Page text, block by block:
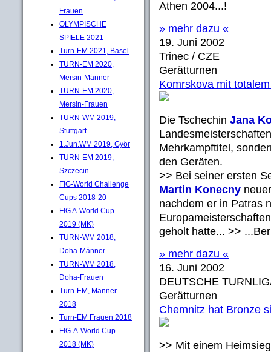
Frauen
OLYMPISCHE
SPIELE 2021
Turn-EM 2021, Basel
TURN-EM 2020,
Mersin-Männer
TURN-EM 2020,
Mersin-Frauen
TURN-WM 2019,
Stuttgart
1.Jun.WM 2019, Györ
TURN-EM 2019,
Szczecin
FIG-World Challenge
Cups 2018-20
FIG A-World Cup
2019 (MK)
TURN-WM 2018,
Doha-Männer
TURN-WM 2018,
Doha-Frauen
Turn-EM, Männer
2018
Turn-EM Frauen 2018
FIG-A-World Cup
2018 (MK)
Athen 2004...!
» mehr dazu «
19. Juni 2002
Trinec / CZE
Gerätturnen
Komrskova mit
Die Tschechin Jana
Mehrkampftitel,
den Geräten.
>> Bei seiner ersten
Martin Konecny
nachdem er in Patras
geholt hatte... >>
» mehr dazu «
16. Juni 2002
DEUTSCHE
Gerätturnen
Chemnitz hat Bronze
>> Mit einem